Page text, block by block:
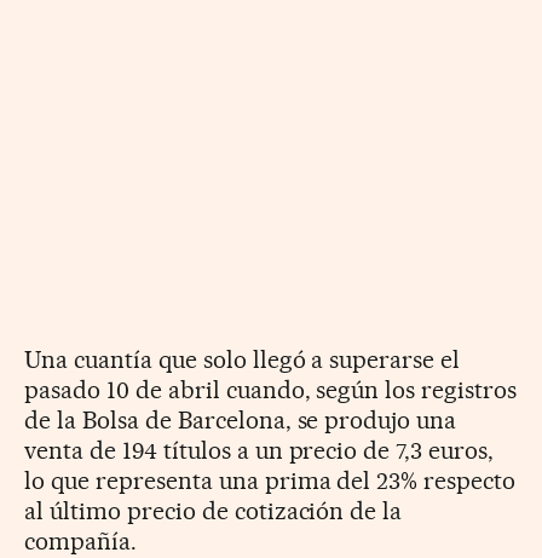
Una cuantía que solo llegó a superarse el
pasado 10 de abril cuando, según los registros
de la Bolsa de Barcelona, se produjo una
venta de 194 títulos a un precio de 7,3 euros,
lo que representa una prima del 23% respecto
al último precio de cotización de la
compañía.